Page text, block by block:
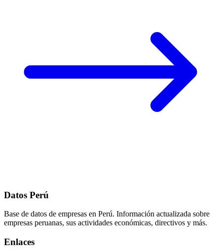
Datos Perú
Base de datos de empresas en Perú. Información actualizada sobre
empresas peruanas, sus actividades económicas, directivos y más.
Enlaces